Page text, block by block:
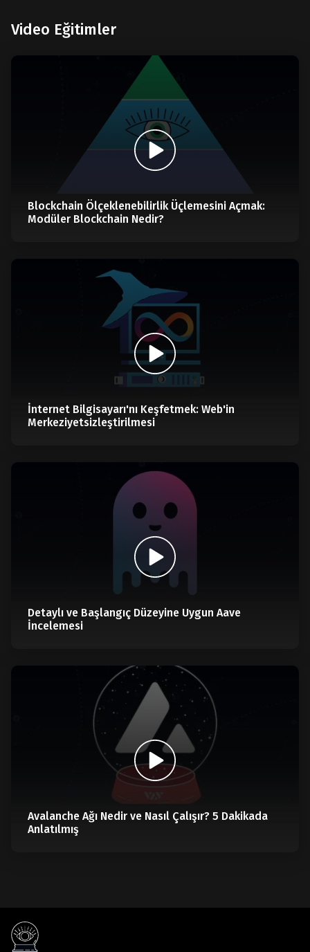
Video Eğitimler
Blockchain Ölçeklenebilirlik Üçlemesini Açmak:
Modüler Blockchain Nedir?
İnternet Bilgisayarı'nı Keşfetmek: Web'in
Merkeziyetsizleştirilmesi
Detaylı ve Başlangıç Düzeyine Uygun Aave
İncelemesi
Avalanche Ağı Nedir ve Nasıl Çalışır? 5 Dakikada
Anlatılmış